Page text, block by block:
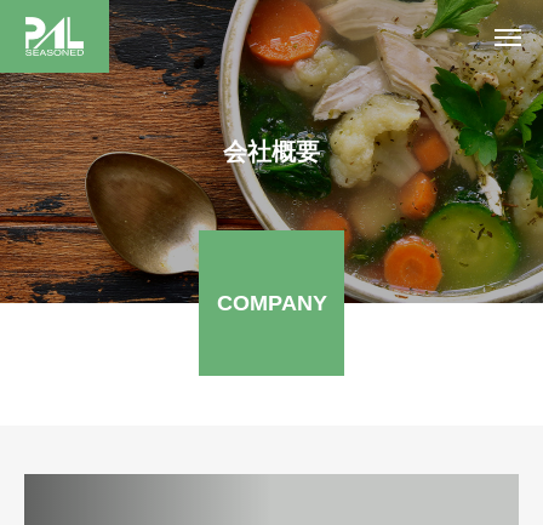
会社概要
COMPANY